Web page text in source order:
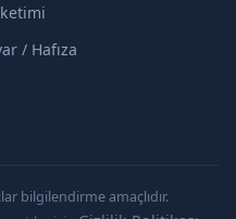
/ Hafıza
bilgilendirme amaçlıdır.